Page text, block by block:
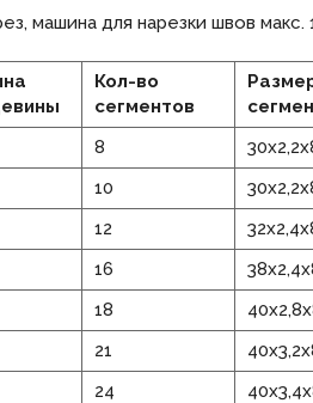
машина для нарезки швов макс.
Кол-во
сегментов
8
10
12
16
18
21
24